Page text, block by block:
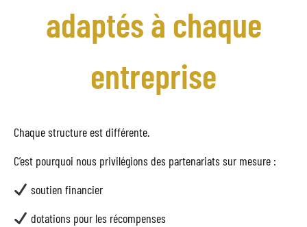
adaptés à chaque
entreprise
Chaque structure est différente.
C’est pourquoi nous privilégions des partenariats sur mesure :
soutien financier
dotations pour les récompenses